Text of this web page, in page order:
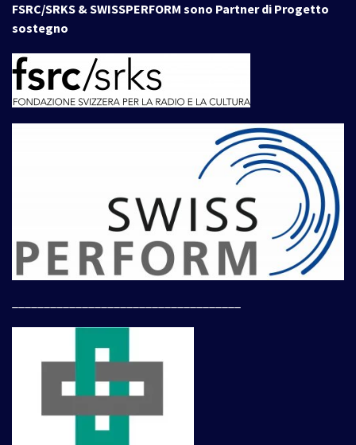
FSRC/SRKS & SWISSPERFORM sono Partner di Progetto
sostegno